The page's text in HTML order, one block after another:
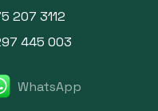
207 3112
445 003
WhatsApp